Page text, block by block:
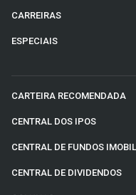
CARREIRAS
ESPECIAIS
CARTEIRA RECOMENDADA
CENTRAL DOS IPOS
CENTRAL DE FUNDOS
CENTRAL DE DIVIDENDOS